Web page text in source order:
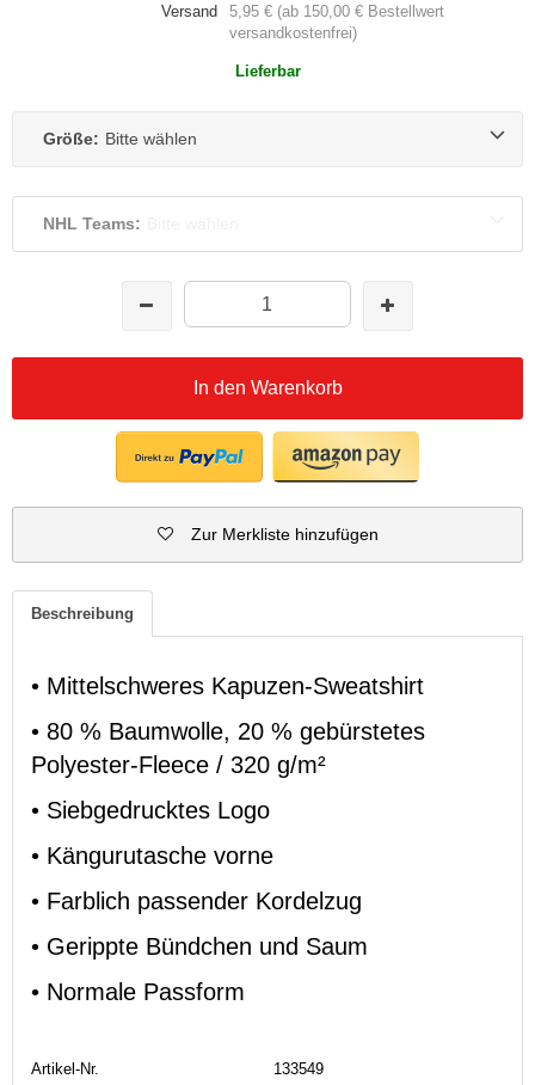
Versand
5,95 € (ab 150,00 € Bestellwert
versandkostenfrei)
Lieferbar
Größe: Bitte wählen
NHL Teams:
In den Warenkorb
Zur Merkliste hinzufügen
Beschreibung
• Mittelschweres Kapuzen-Sweatshirt
• 80 % Baumwolle, 20 % gebürstetes
Polyester-Fleece / 320 g/m²
• Siebgedrucktes Logo
• Kängurutasche vorne
• Farblich passender Kordelzug
• Gerippte Bündchen und Saum
• Normale Passform
Artikel-Nr.
133549